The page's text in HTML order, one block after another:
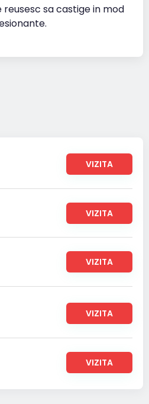
sa castige in mod
VIZITA
VIZITA
VIZITA
VIZITA
VIZITA